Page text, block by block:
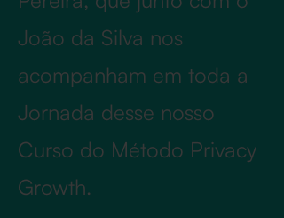
João da Silva nos
acompanham em toda a
Jornada desse nosso
Curso do Método Privacy
Growth.